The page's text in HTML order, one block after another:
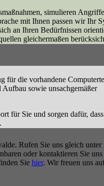
simulieren
mit Ihnen passen wir Ihr
an Ihren Bedürfnissen
gleichermaßen
für die vorhandene
sowie unsachgemäßer
für Sie und sorgen dafür,
Rufen Sie uns gleich unter
oder kontaktieren Sie uns
Sie hier. Wir freuen uns